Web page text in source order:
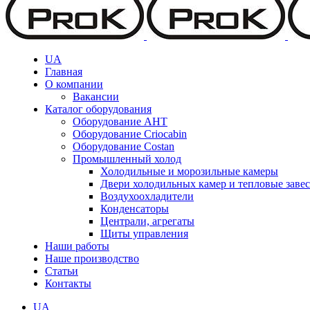
UA
Главная
О компании
Вакансии
Каталог оборудования
Оборудование AHT
Оборудование Criocabin
Оборудование Costan
Промышленный холод
Холодильные и морозильные камеры
Двери холодильных камер и тепловые
Воздухоохладители
Конденсаторы
Централи, агрегаты
Щиты управления
Наши работы
Наше производство
Статьи
Контакты
UA